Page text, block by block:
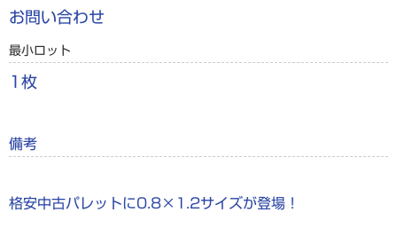
お問い合わせ
最小ロット
1枚
備考
格安中古パレットに0.8×1.2サイズが登場！